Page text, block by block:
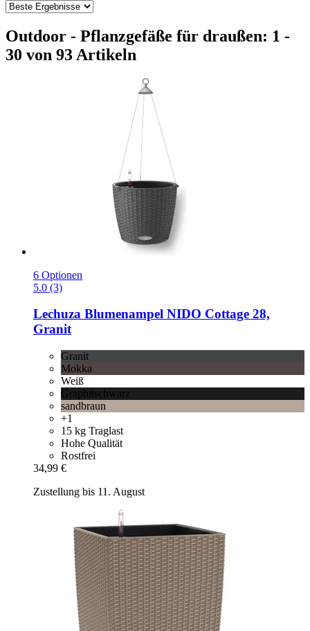
Outdoor - Pflanzgefäße für draußen: 1 -
30 von 93 Artikeln
6 Optionen
5.0 (3)
Lechuza Blumenampel NIDO Cottage 28,
Granit
Granit
Mokka
Weiß
Graphitschwarz
sandbraun
+1
15 kg Traglast
Hohe Qualität
Rostfrei
34,99 €
Zustellung bis 11. August